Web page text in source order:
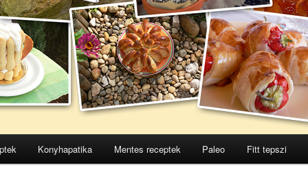
Konyhapatika Mentes receptek Paleo Fitt tepszi